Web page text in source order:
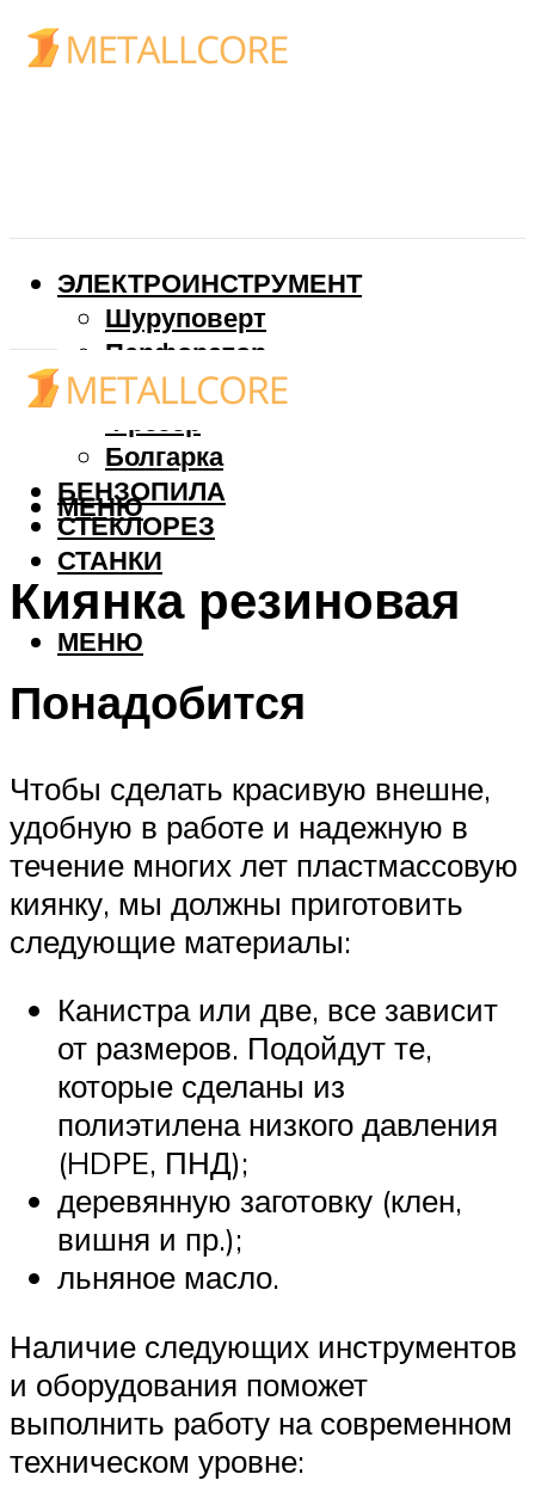
ЭЛЕКТРОИНСТРУМЕНТ
Шуруповерт
Перфоратор
Дрель
Фрезер
Болгарка
БЕНЗОПИЛА
СТЕКЛОРЕЗ
СТАНКИ
МЕНЮ
МЕНЮ
Киянка резиновая
Понадобится
Чтобы сделать красивую внешне,
удобную в работе и надежную в
течение многих лет пластмассовую
киянку, мы должны приготовить
следующие материалы:
Канистра или две, все зависит
от размеров. Подойдут те,
которые сделаны из
полиэтилена низкого давления
(HDPE, ПНД);
деревянную заготовку (клен,
вишня и пр.);
льняное масло.
Наличие следующих инструментов
и оборудования поможет
выполнить работу на современном
техническом уровне: